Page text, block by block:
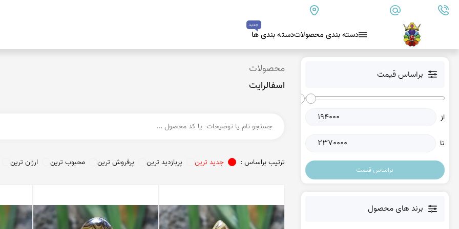
09179890157
info@goharanshop.com
دسته بندی محصولات
عقیق سیاه (اونیکس)
بلو لس آگات
کلسدونی
عقیق کلسدونی آبی
عقیق دروزی کلسدونی
عقیق یمن
عقیق یمن سفید
عقیق یمن نباتی
عقیق دراگون
عقیق پوست مار
عقیق سبز
عقیق سوخته
دسته بندی ها
جدید
براساس قیمت
از
تا
براساس قیمت
برند های محصول
محصولات
اسفالرایت
ترتیب براساس : جدید ترین پربازدید ترین پرفروش ترین محبوب ترین ارزان ترین